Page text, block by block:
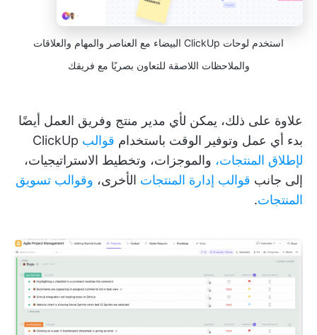
استخدم لوحات ClickUp البيضاء مع العناصر والمهام والعلاقات
والملاحظات اللاصقة للتعاون بصريًا مع فريقك
علاوة على ذلك، يمكن لأي مدير منتج وفريق العمل أيضًا
بدء أي عمل وتوفير الوقت باستخدام قوالب
لإطلاق المنتجات، والموجزات، وتخطيط الاستراتيجيات،
إلى جانب قوالب إدارة المنتجات الأخرى، وقوالب تسويق
المنتجات.